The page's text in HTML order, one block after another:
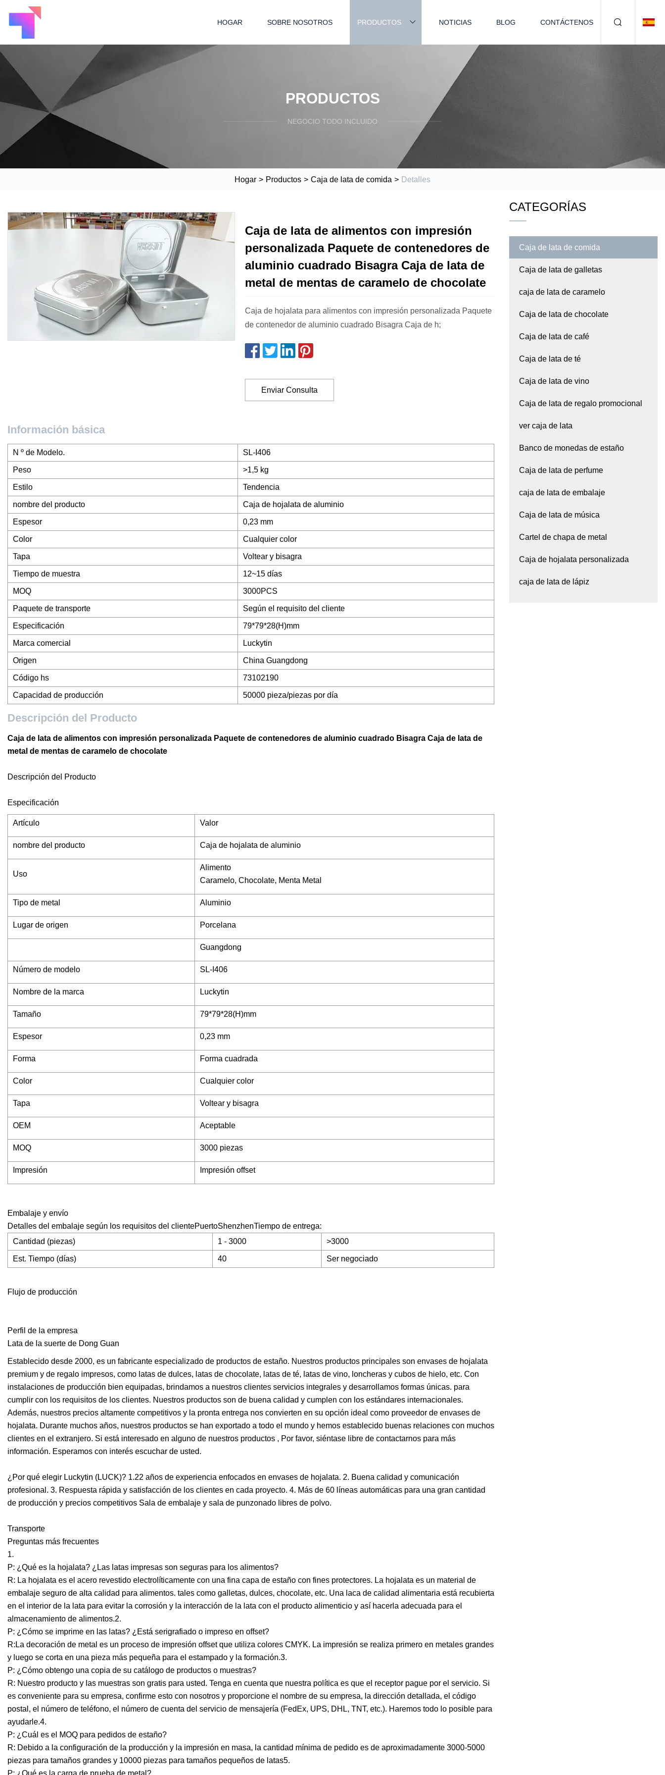
HOGAR SOBRE NOSOTROS PRODUCTOS NOTICIAS BLOG CONTÁCTENOS
PRODUCTOS
NEGOCIO TODO INCLUIDO
Hogar > Productos > Caja de lata de comida > Detalles
Caja de lata de alimentos con impresión
personalizada Paquete de contenedores de
aluminio cuadrado Bisagra Caja de lata de
metal de mentas de caramelo de chocolate
Caja de hojalata para alimentos con impresión personalizada Paquete
de contenedor de aluminio cuadrado Bisagra Caja de h;
Enviar Consulta
Información básica
N º de Modelo. SL-I406
Peso >1,5 kg
Estilo Tendencia
nombre del producto Caja de hojalata de aluminio
Espesor 0,23 mm
Color Cualquier color
Tapa Voltear y bisagra
Tiempo de muestra 12~15 días
MOQ 3000PCS
Paquete de transporte Según el requisito del cliente
Especificación 79*79*28(H)mm
Marca comercial Luckytin
Origen China Guangdong
Código hs 73102190
Capacidad de producción 50000 pieza/piezas por día
Descripción del Producto
Caja de lata de alimentos con impresión personalizada Paquete de contenedores de aluminio cuadrado Bisagra Caja de lata de
metal de mentas de caramelo de chocolate
Descripción del Producto
Especificación
Artículo Valor
nombre del producto Caja de hojalata de aluminio
Uso
Alimento
Caramelo, Chocolate, Menta Metal
Tipo de metal Aluminio
Lugar de origen Porcelana
Guangdong
Número de modelo SL-I406
Nombre de la marca Luckytin
Tamaño 79*79*28(H)mm
Espesor 0,23 mm
Forma Forma cuadrada
Color Cualquier color
Tapa Voltear y bisagra
OEM Aceptable
MOQ 3000 piezas
Impresión Impresión offset
Embalaje y envío
Detalles del embalaje según los requisitos del clientePuertoShenzhenTiempo de entrega:
Cantidad (piezas)
1 - 3000 >3000
Est. Tiempo (días) 40 Ser negociado
Flujo de producción
Perfil de la empresa
Lata de la suerte de Dong Guan
Establecido desde 2000, es un fabricante especializado de productos de estaño. Nuestros productos principales son envases de hojalata
premium y de regalo impresos, como latas de dulces, latas de chocolate, latas de té, latas de vino, loncheras y cubos de hielo, etc. Con
instalaciones de producción bien equipadas, brindamos a nuestros clientes servicios integrales y desarrollamos formas únicas. para
cumplir con los requisitos de los clientes. Nuestros productos son de buena calidad y cumplen con los estándares internacionales.
Además, nuestros precios altamente competitivos y la pronta entrega nos convierten en su opción ideal como proveedor de envases de
hojalata. Durante muchos años, nuestros productos se han exportado a todo el mundo y hemos establecido buenas relaciones con muchos
clientes en el extranjero. Si está interesado en alguno de nuestros productos , Por favor, siéntase libre de contactarnos para más
información. Esperamos con interés escuchar de usted.
¿Por qué elegir Luckytin (LUCK)? 1.22 años de experiencia enfocados en envases de hojalata. 2. Buena calidad y comunicación
profesional. 3. Respuesta rápida y satisfacción de los clientes en cada proyecto. 4. Más de 60 líneas automáticas para una gran cantidad
de producción y precios competitivos Sala de embalaje y sala de punzonado libres de polvo.
Transporte
Preguntas más frecuentes
1.
P: ¿Qué es la hojalata? ¿Las latas impresas son seguras para los alimentos?
R: La hojalata es el acero revestido electrolíticamente con una fina capa de estaño con fines protectores. La hojalata es un material de
embalaje seguro de alta calidad para alimentos. tales como galletas, dulces, chocolate, etc. Una laca de calidad alimentaria está recubierta
en el interior de la lata para evitar la corrosión y la interacción de la lata con el producto alimenticio y así hacerla adecuada para el
almacenamiento de alimentos.2.
P: ¿Cómo se imprime en las latas? ¿Está serigrafiado o impreso en offset?
R:La decoración de metal es un proceso de impresión offset que utiliza colores CMYK. La impresión se realiza primero en metales grandes
y luego se corta en una pieza más pequeña para el estampado y la formación.3.
P: ¿Cómo obtengo una copia de su catálogo de productos o muestras?
R: Nuestro producto y las muestras son gratis para usted. Tenga en cuenta que nuestra política es que el receptor pague por el servicio. Si
es conveniente para su empresa, confirme esto con nosotros y proporcione el nombre de su empresa, la dirección detallada, el código
postal, el número de teléfono, el número de cuenta del servicio de mensajería (FedEx, UPS, DHL, TNT, etc.). Haremos todo lo posible para
ayudarle.4.
P: ¿Cuál es el MOQ para pedidos de estaño?
R: Debido a la configuración de la producción y la impresión en masa, la cantidad mínima de pedido es de aproximadamente 3000-5000
piezas para tamaños grandes y 10000 piezas para tamaños pequeños de latas5.
CATEGORÍAS
Caja de lata de comida
Caja de lata de galletas
caja de lata de caramelo
Caja de lata de chocolate
Caja de lata de café
Caja de lata de té
Caja de lata de vino
Caja de lata de regalo promocional
ver caja de lata
Banco de monedas de estaño
Caja de lata de perfume
caja de lata de embalaje
Caja de lata de música
Cartel de chapa de metal
Caja de hojalata personalizada
caja de lata de lápiz